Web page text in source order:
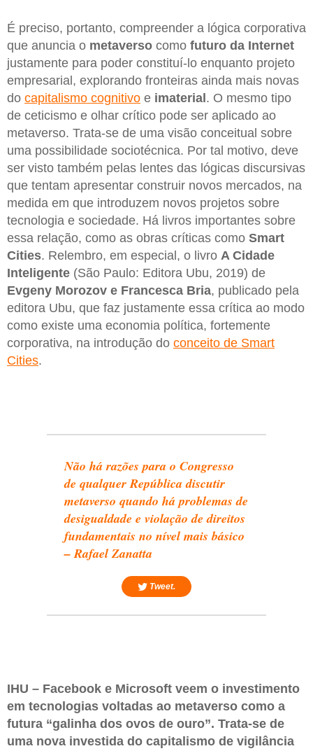
É preciso, portanto, compreender a lógica corporativa
que anuncia o metaverso como futuro da Internet
justamente para poder constituí-lo enquanto projeto
empresarial, explorando fronteiras ainda mais novas
do capitalismo cognitivo e imaterial . O mesmo tipo
de ceticismo e olhar crítico pode ser aplicado ao
metaverso. Trata-se de uma visão conceitual sobre
uma possibilidade sociotécnica. Por tal motivo, deve
ser visto também pelas lentes das lógicas discursivas
que tentam apresentar construir novos mercados, na
medida em que introduzem novos projetos sobre
tecnologia e sociedade. Há livros importantes sobre
essa relação, como as obras críticas como Smart
Cities. Relembro, em especial, o livro A Cidade
Inteligente (São Paulo: Editora Ubu, 2019) de
Evgeny Morozov e Francesca Bria, publicado pela
editora Ubu, que faz justamente essa crítica ao modo
como existe uma economia política, fortemente
corporativa, na introdução do conceito de Smart
Cities.
Não há razões para o Congresso
de qualquer República discutir
metaverso quando há problemas de
desigualdade e violação de direitos
fundamentais no nível mais básico
– Rafael Zanatta
Tweet.
IHU – Facebook e Microsoft veem o investimento
em tecnologias voltadas ao metaverso como a
futura “galinha dos ovos de ouro”. Trata-se de
uma nova investida do capitalismo de vigilância